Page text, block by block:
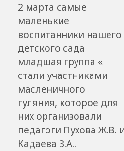
2 марта самые
маленькие
воспитанники нашего
детского сада
младшая группа «
стали участниками
масленичного
гуляния, которое для
них организовали
педагоги Пухова Ж.В.
Кадаева З.А..